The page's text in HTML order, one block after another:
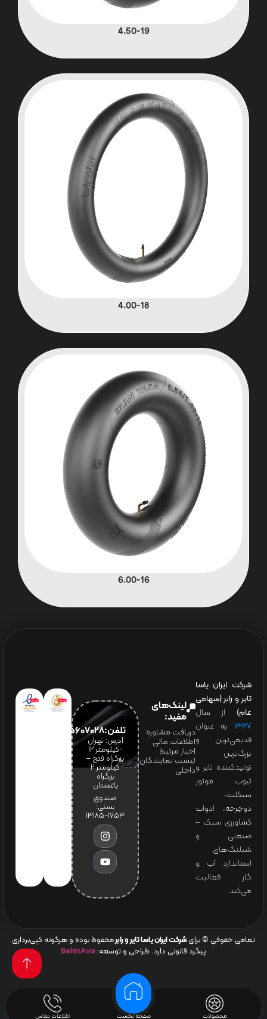
محصولات صفحه نخست اطلاعات تماس
4.50-19
4.00-18
6.00-16
شرکت ایران یاسا
تایر و رابر (سهامی
عام) از سال
۱۳۴۷ به عنوان
قدیمی‌ترین و
بزرگ‌ترین
تولیدکننده تایر و
تیوب موتور
سیکلت،
دوچرخه، ادوات
کشاورزی سبک –
صنعتی و
شیلنگ‌های
استاندارد آب و
گاز فعالیت
می‌کند.
لینک‌های
مفید:
دریافت مشاوره
اطلاعات مالی
اخبار مرتبط
لیست نمایندگان
داخلی
تلفن:65607028(021)
آدرس: تهران
-کیلومتر 12
بزرگراه فتح –
کیلومتر ۲
بزرگراه
باغستان
صندوق
پستی:
1753-13185
تمامی حقوقی © برای شرکت ایران یاسا تایر و رابرمحفوظ بوده و هرگونه کپی‌برداری
پیگرد قانونی دارد. طراحی و توسعه: BehinAva